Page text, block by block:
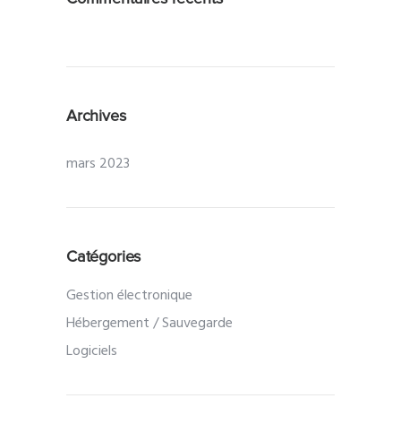
Archives
mars 2023
Catégories
Gestion électronique
Hébergement / Sauvegarde
Logiciels